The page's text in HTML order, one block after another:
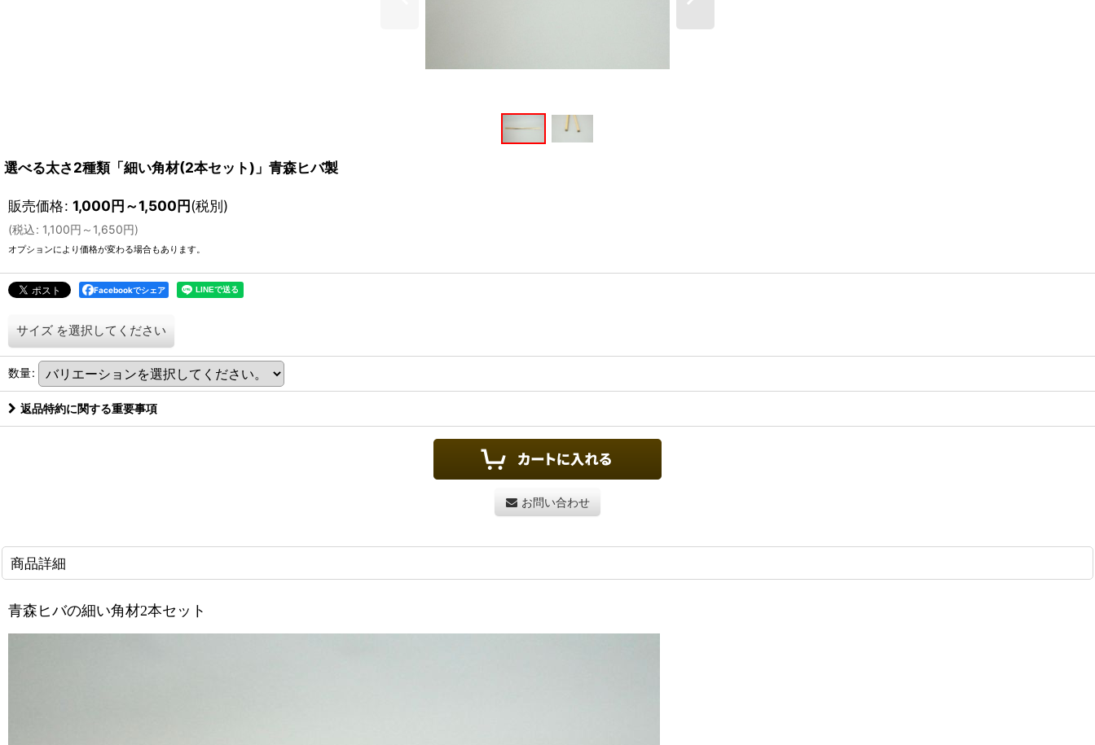
選べる太さ2種類「細い角材(2本セット)」青森ヒバ製
販売価格: 1,000円～1,500円(税別)
(税込: 1,100円 ～1,650円)
オプションにより価格が変わる場合もあります。
Facebookでシェア
サイズ を選択してください
数量:
返品特約に関する重要事項
お問い合わせ
商品詳細
青森ヒバの細い角材2本セット